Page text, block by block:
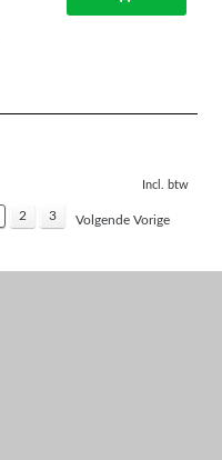
Incl. btw
2 3 Volgende Vorige